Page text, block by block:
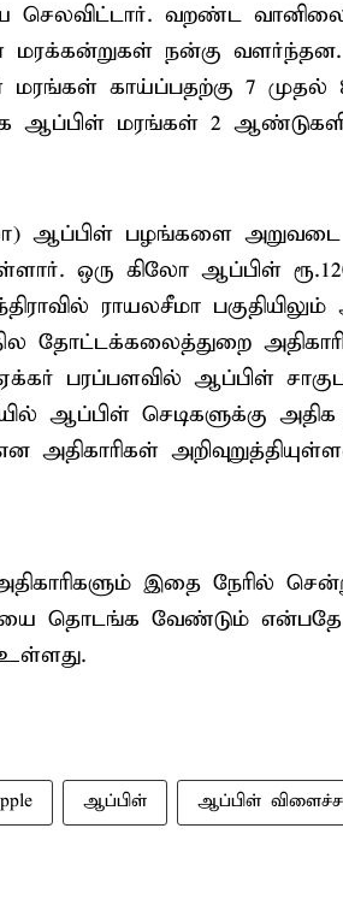
வறண்ட
நன்கு வளர்ந்தன.
மரங்கள் காய்ப்பதற்கு 7
மரங்கள் 2
ஆப்பிள் பழங்களை அறுவடை
ஒரு கிலோ ஆப்பிள்
ராயலசீமா
தோட்டக்கலைத்துறை
பரப்பளவில் ஆப்பிள்
ஆப்பிள் செடிகளுக்கு
இதை நேரில்
தொடங்க வேண்டும்
ஆப்பிள் ஆப்பிள்